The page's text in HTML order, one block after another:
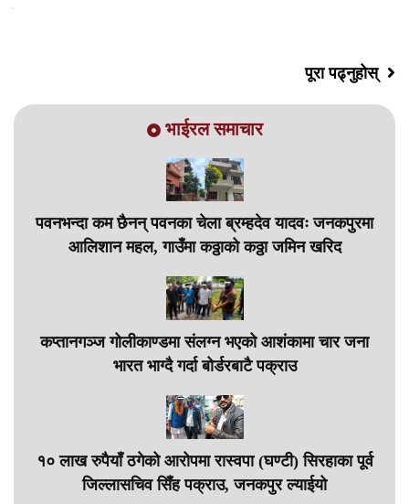
पूरा पढ्नुहोस्
भाईरल समाचार
पवनभन्दा कम छैनन् पवनका चेला ब्रम्हदेव यादवः जनकपुरमा
आलिशान महल, गाउँमा कठ्ठाको कठ्ठा जमिन खरिद
कप्तानगञ्ज गोलीकाण्डमा संलग्न भएको आशंकामा चार जना
भारत भाग्दै गर्दा बोर्डरबाटै पक्राउ
१० लाख रुपैयाँ ठगेको आरोपमा रास्वपा (घण्टी) सिरहाका पूर्व
जिल्लासचिव सिँह पक्राउ, जनकपुर ल्याईयो